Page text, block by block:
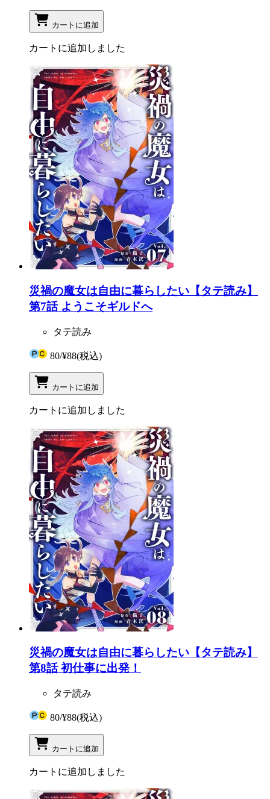
カートに追加
カートに追加しました
災禍の魔女は自由に暮らしたい【タテ読み】
第7話 ようこそギルドへ
タテ読み
80/¥88(税込)
カートに追加
カートに追加しました
災禍の魔女は自由に暮らしたい【タテ読み】
第8話 初仕事に出発！
タテ読み
80/¥88(税込)
カートに追加
カートに追加しました